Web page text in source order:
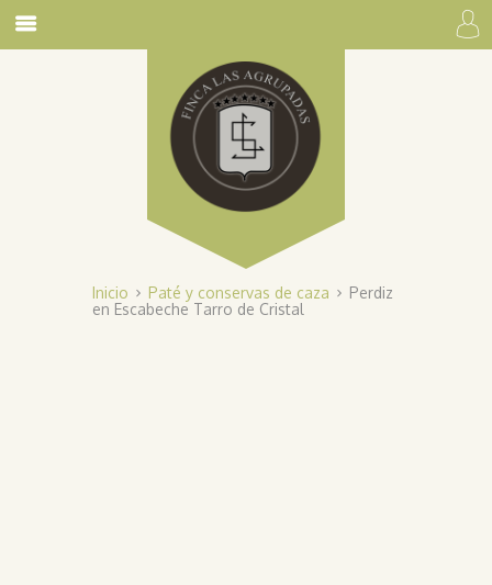
Inicio Paté y conservas de caza
Perdiz
en Escabeche Tarro de Cristal